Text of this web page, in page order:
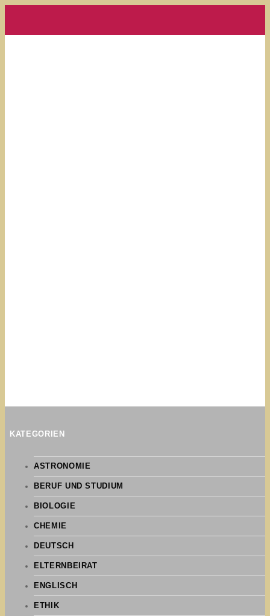
KATEGORIEN
ASTRONOMIE
BERUF UND STUDIUM
BIOLOGIE
CHEMIE
DEUTSCH
ELTERNBEIRAT
ENGLISCH
ETHIK